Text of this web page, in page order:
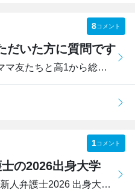
8コメント
だいた方に質問です
現在高2の子がいる母です。ママ友たちと高1から総合型推薦の...
1コメント
の2026出身大学
長島・大野・常松法律事務所新人弁護士2026 出身大学学部17人...